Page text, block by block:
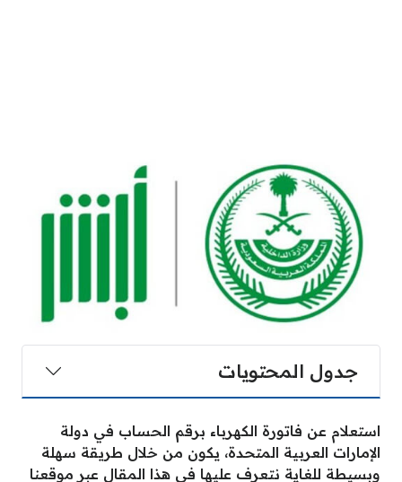
جدول المحتويات
استعلام عن فاتورة الكهرباء برقم الحساب في دولة
الإمارات العربية المتحدة، يكون من خلال طريقة سهلة
وبسيطة للغاية نتعرف عليها في هذا المقال عبر موقعنا